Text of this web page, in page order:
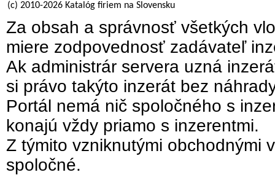
(c) 2010-2026 Katalóg firiem na Slovensku
Za obsah a správnosť všetkých
miere zodpovednosť zadávateľ
Ak administrár servera uzná
si právo takýto inzerát bez
Portál nemá nič spoločného s
konajú vždy priamo s inzerentmi.
Z týmito vzniknutými obchodnými
spoločné.